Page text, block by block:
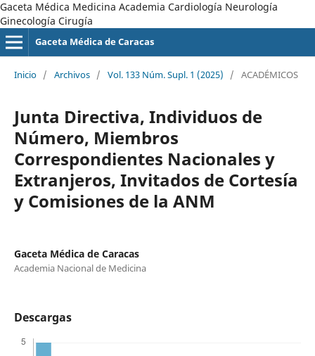
Gaceta Médica Medicina Academia Cardiología Neurología
Ginecología Cirugía
Gaceta Médica de Caracas
Inicio / Archivos / Vol. 133 Núm. Supl. 1 (2025) / ACADÉMICOS
Junta Directiva, Individuos de
Número, Miembros
Correspondientes Nacionales y
Extranjeros, Invitados de Cortesía
y Comisiones de la ANM
Gaceta Médica de Caracas
Academia Nacional de Medicina
Descargas